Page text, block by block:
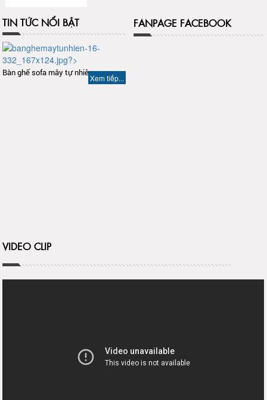
TIN TỨC NỔI BẬT
Bàn ghế sofa mây tự nhiên
Xem tiếp...
FANPAGE FACEBOOK
VIDEO CLIP